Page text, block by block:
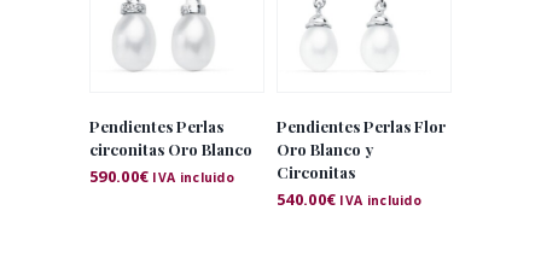
Pendientes Perlas
circonitas Oro Blanco
590.00€ IVA incluido
Pendientes Perlas Flor
Oro Blanco y
Circonitas
540.00€ IVA incluido